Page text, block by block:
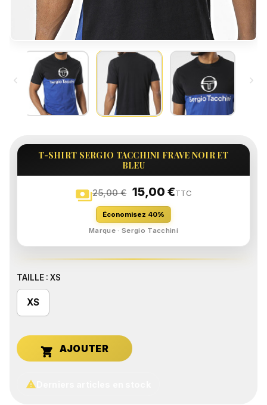
 
T-SHIRT SERGIO TACCHINI FRAVE NOIR ET
BLEU
payments25,00 € 15,00 €TTC
Économisez 40%
Marque · Sergio Tacchini
TAILLE : XS
XS

